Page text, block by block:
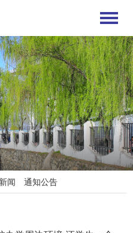
闻 通知公告